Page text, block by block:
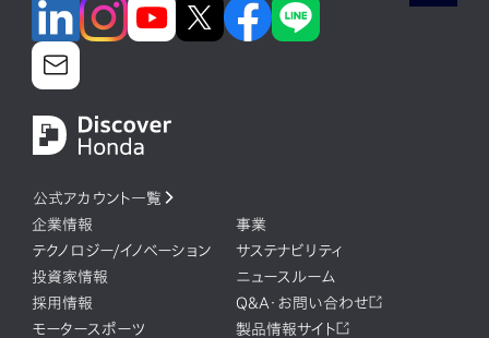
公式アカウント一覧
企業情報
事業
テクノロジー/イノベーション
サステナビリティ
投資家情報
ニュースルーム
採用情報
Q&A・お問い合わせ
モータースポーツ
製品情報サイト